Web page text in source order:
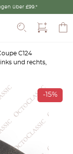
über £99.*Suche
C124
und rechts,
-15%